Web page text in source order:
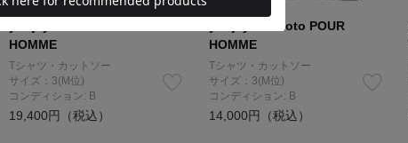
HOMME
Tシャツ・カットソー
サイズ：3(M位)
コンディション: B
19,400円（税込）
yohji yamamoto POUR
HOMME
Tシャツ・カットソー
サイズ：3(M位)
コンディション: B
14,000円（税込）